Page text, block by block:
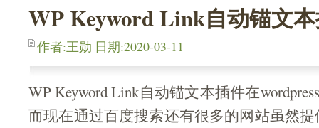
WP Keyword Link自动锚文
作者:王勋 日期:2020-03-11
WP Keyword Link自动锚文本插件在
而现在通过百度搜索还有很多的网站虽然提